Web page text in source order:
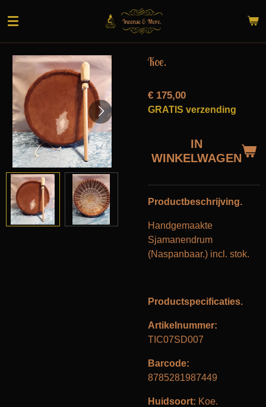
direct
naar
de
hoofdinhoud
Koe.
€ 175,00
GRATIS verzending
IN
WINKELWAGEN
Productbeschrijving.
Handgemaakte
Sjamanendrum
(Naspanbaar.) incl. stok.
Productspecificaties.
Artikelnummer:
TIC07SD007
Barcode:
8785281987449
Huidsoort: Koe.